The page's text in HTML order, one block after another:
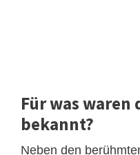
Für was waren
bekannt?
Neben den